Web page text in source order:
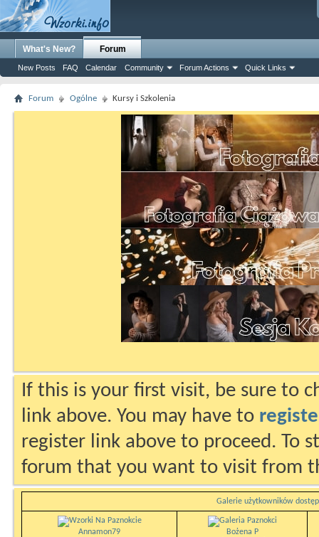
What's New? Forum
New Posts FAQ Calendar Community Forum Actions Quick Links
Forum Ogólne Kursy i Szkolenia
If this is your first visit, be sure to
link above. You may have to
register link above to proceed. To
forum that you want to visit from
Galerie użytkowników
Annamon79
Bożena P